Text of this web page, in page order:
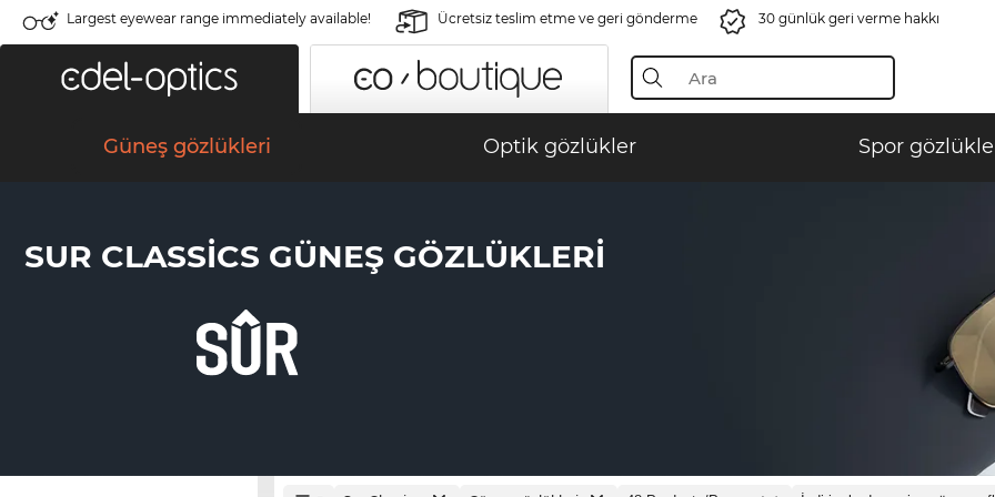
Largest eyewear range immediately available! Ücretsiz teslim etme ve geri gönderme 30 günlük geri verme hakkı
Güneş gözlükleri Optik gözlükler Spor
SUR CLASSICS GÜNEŞ GÖZLÜKLERI